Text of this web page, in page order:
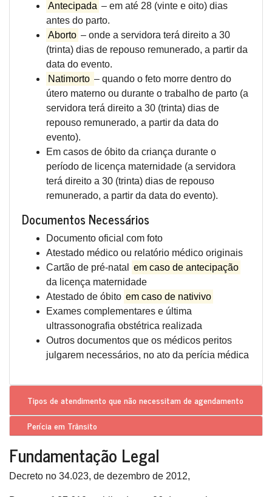
Antecipada – em até 28 (vinte e oito) dias
antes do parto.
Aborto – onde a servidora terá direito a 30
(trinta) dias de repouso remunerado, a partir da
data do evento.
Natimorto – quando o feto morre dentro do
útero materno ou durante o trabalho de parto (a
servidora terá direito a 30 (trinta) dias de
repouso remunerado, a partir da data do
evento).
Em casos de óbito da criança durante o
período de licença maternidade (a servidora
terá direito a 30 (trinta) dias de repouso
remunerado, a partir da data do evento).
Documentos Necessários
Documento oficial com foto
Atestado médico ou relatório médico originais
Cartão de pré-natal
em caso de antecipação
da licença maternidade
Atestado de óbito em caso de nativivo
Exames complementares e última
ultrassonografia obstétrica realizada
Outros documentos que os médicos peritos
julgarem necessários, no ato da perícia médica
Tipos de atendimento que não necessitam de agendamento
Perícia em Trânsito
Fundamentação Legal
Decreto no 34.023, de dezembro de 2012,